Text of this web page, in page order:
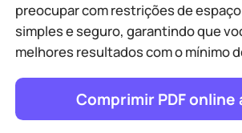
preocupar com restrições de
simples e seguro, garantindo que
melhores resultados com o mínimo
Comprimir PDF online